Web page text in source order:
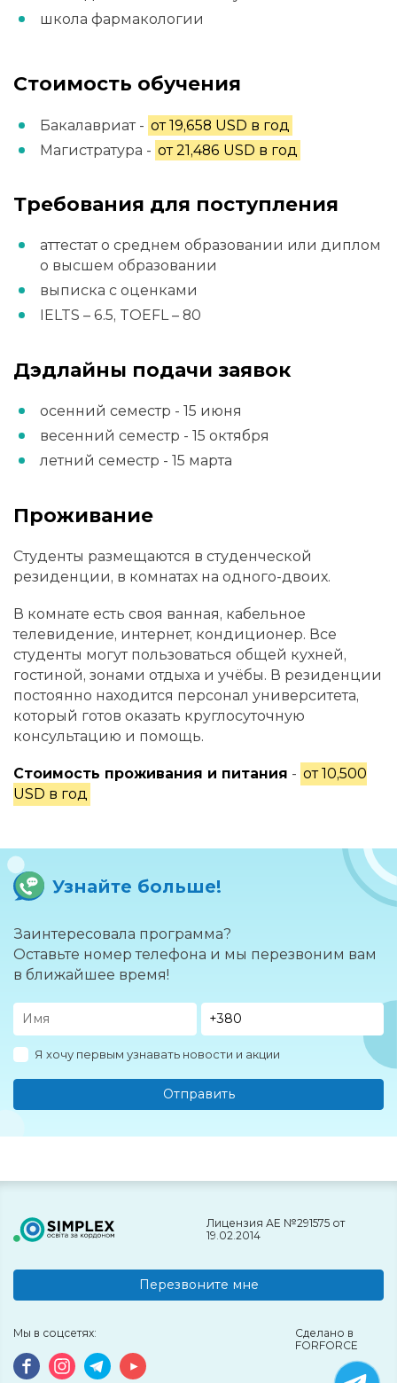
школа фармакологии
Стоимость обучения
Бакалавриат - от 19,658 USD в год
Магистратура - от 21,486 USD в год
Требования для поступления
аттестат о среднем образовании или диплом
о высшем образовании
выписка с оценками
IELTS – 6.5, TOEFL – 80
Дэдлайны подачи заявок
осенний семестр - 15 июня
весенний семестр - 15 октября
летний семестр - 15 марта
Проживание
Студенты размещаются в студенческой
резиденции, в комнатах на одного-двоих.
В комнате есть своя ванная, кабельное
телевидение, интернет, кондиционер. Все
студенты могут пользоваться общей кухней,
гостиной, зонами отдыха и учёбы. В резиденции
постоянно находится персонал университета,
который готов оказать круглосуточную
консультацию и помощь.
Стоимость проживания и питания - от 10,500
USD в год
Узнайте больше!
Заинтересовала программа?
Оставьте номер телефона и мы перезвоним вам
в ближайшее время!
Я хочу первым узнавать новости и акции
Отправить
Лицензия АЕ №291575 от
19.02.2014
Перезвоните мне
Мы в соцсетях:
Сделано в
FORFORCE